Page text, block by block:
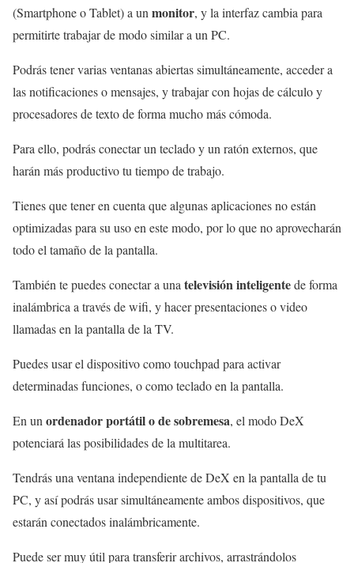
(Smartphone o Tablet) a unmonitor, y la interfaz cambia para
permitirte trabajar de modo similar a un PC.
Podrás tener varias ventanas abiertas simultáneamente, acceder a
las notificaciones o mensajes, y trabajar con hojas de cálculo y
procesadores de texto de forma mucho más cómoda.
Para ello, podrás conectar un teclado y un ratón externos, que
harán más productivo tu tiempo de trabajo.
Tienes que tener en cuenta que algunas aplicaciones no están
optimizadas para su uso en este modo, por lo que no aprovecharán
todo el tamaño de la pantalla.
También te puedes conectar a unatelevisión inteligentede forma
inalámbrica a través de wifi, y hacer presentaciones o video
llamadas en la pantalla de la TV.
Puedes usar el dispositivo como touchpad para activar
determinadas funciones, o como teclado en la pantalla.
En unordenador portátil o de sobremesa, el modo DeX
potenciará las posibilidades de la multitarea.
Tendrás una ventana independiente de DeX en la pantalla de tu
PC, y así podrás usar simultáneamente ambos dispositivos, que
estarán conectados inalámbricamente.
Puede ser muy útil para transferir archivos, arrastrándolos